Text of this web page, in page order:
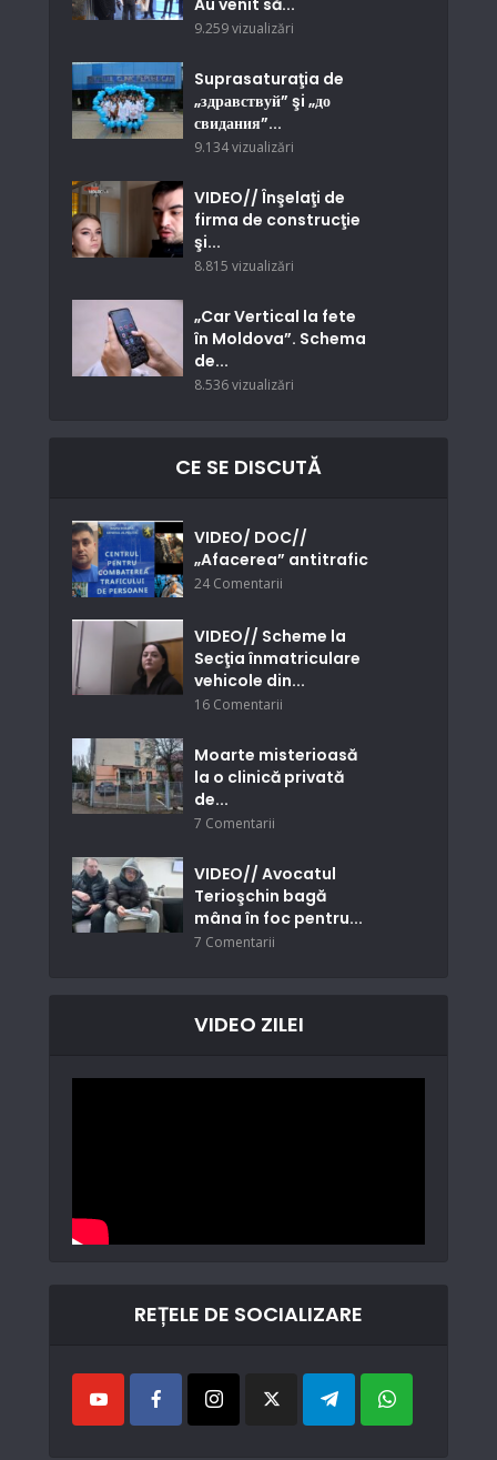
9.259 vizualizări
Suprasaturaţia de
„здравствуй” şi „до
свидания”...
9.134 vizualizări
VIDEO// Înşelaţi de
firma de construcţie
şi...
8.815 vizualizări
„Car Vertical la fete
în Moldova”. Schema
de...
8.536 vizualizări
CE SE DISCUTĂ
VIDEO/ DOC//
„Afacerea” antitrafic
24 Comentarii
VIDEO// Scheme la
Secţia înmatriculare
vehicole din...
16 Comentarii
Moarte misterioasă
la o clinică privată
de...
7 Comentarii
VIDEO// Avocatul
Terioşchin bagă
mâna în foc pentru...
7 Comentarii
VIDEO ZILEI
REȚELE DE SOCIALIZARE